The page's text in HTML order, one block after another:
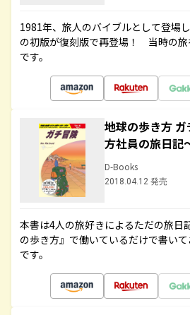
1981年、旅人のバイブルとして登場
の初版が復刻版で再登場！ 当時の
です。
地球の歩き方
方社員の旅日記
D-Books
2018.04.12 発売
本書は4人の旅好きによるただの旅日
の歩き方』で働いているだけで書い
です。